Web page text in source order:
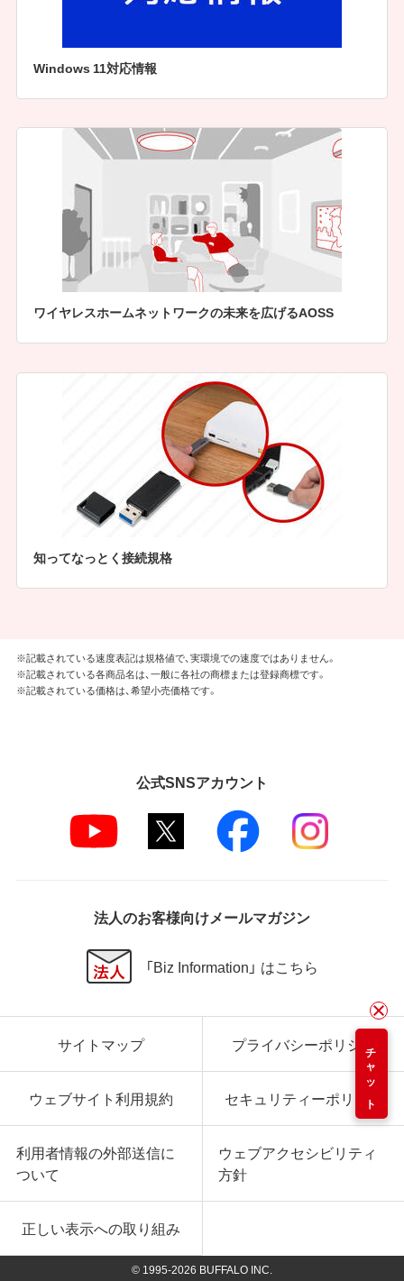
Windows 11対応情報
ワイヤレスホームネットワークの未来を広げるAOSS
知ってなっとく接続規格
チャット
※記載されている速度表記は規格値で、実環境での速度ではありません。
※記載されている各商品名は、一般に各社の商標または登録商標です。
※記載されている価格は、希望小売価格です。
公式SNSアカウント
法人のお客様向けメールマガジン
「Biz Information」 はこちら
サイトマップ プライバシーポリシー
ウェブサイト利用規約 セキュリティーポリシー
利用者情報の外部送信に
ついて
ウェブアクセシビリティ
方針
正しい表示への取り組み
© 1995-2026 BUFFALO INC.